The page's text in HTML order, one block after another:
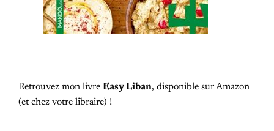
Retrouvez mon livre Easy Liban, disponible sur Amazon
(et chez votre libraire) !